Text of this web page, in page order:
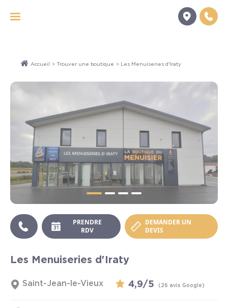
Accueil > Trouver une boutique > Les Menuiseries d'Iraty
Les Menuiseries d'Iraty
Saint-Jean-le-Vieux 4,9/5 (26 avis Google)
PRENDRE
RDV
DEMANDER UN
DEVIS